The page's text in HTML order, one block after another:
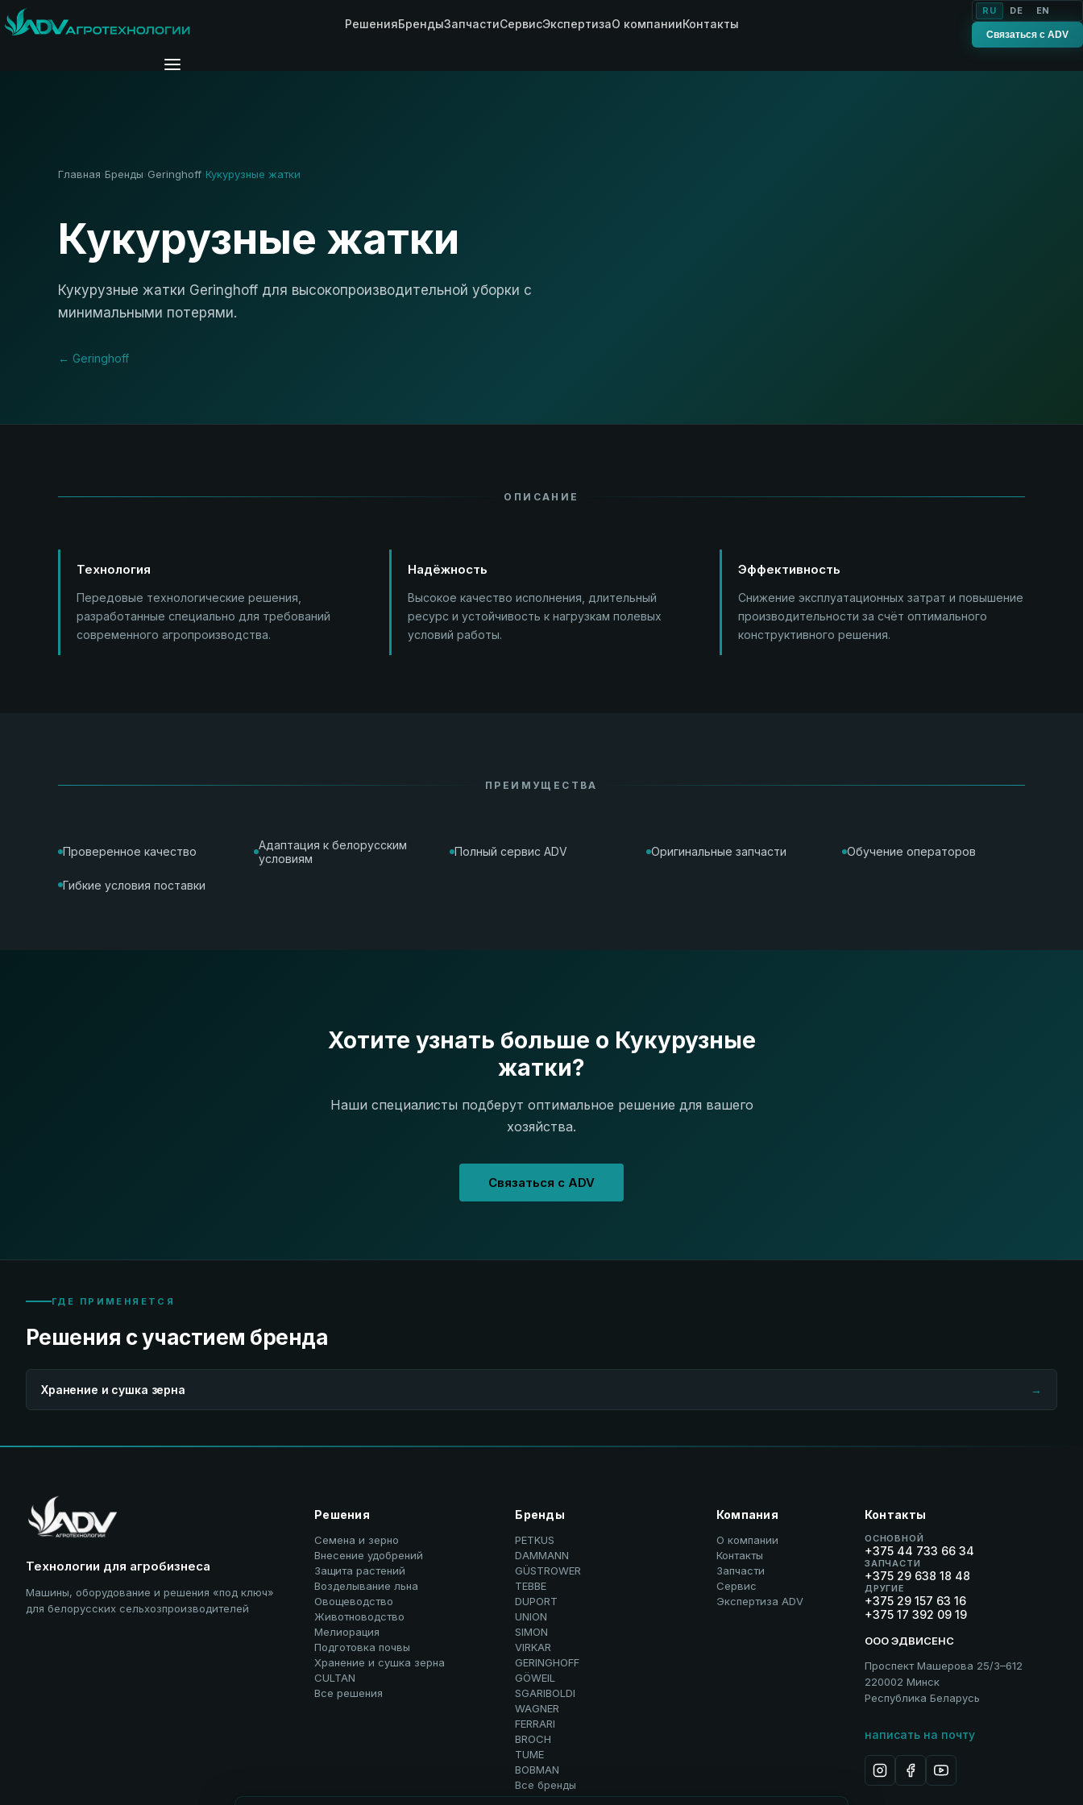
РешенияБрендыЗапчастиСервисЭкспертизаО компанииКонтакты
RU DE EN
Связаться с ADV
Главная› Бренды› Geringhoff› Кукурузные жатки
Кукурузные жатки
Кукурузные жатки Geringhoff для высокопроизводительной уборки с
минимальными потерями.
← Geringhoff
ОПИСАНИЕ
Технология
Передовые технологические решения,
разработанные специально для требований
современного агропроизводства.
Надёжность
Высокое качество исполнения, длительный
ресурс и устойчивость к нагрузкам полевых
условий работы.
Эффективность
Снижение эксплуатационных затрат и повышение
производительности за счёт оптимального
конструктивного решения.
ПРЕИМУЩЕСТВА
Проверенное качество
Адаптация к белорусским
условиям
Полный сервис ADV Оригинальные запчасти Обучение операторов
Гибкие условия поставки
Хотите узнать больше о Кукурузные
жатки?
Наши специалисты подберут оптимальное решение для вашего
хозяйства.
Связаться с ADV
ГДЕ ПРИМЕНЯЕТСЯ
Решения с участием бренда
Хранение и сушка зерна →
Технологии для агробизнеса
Машины, оборудование и решения «под ключ»
для белорусских сельхозпроизводителей
Решения
Семена и зерно
Внесение удобрений
Защита растений
Возделывание льна
Овощеводство
Животноводство
Мелиорация
Подготовка почвы
Хранение и сушка зерна
CULTAN
Все решения
Бренды
PETKUS
DAMMANN
GÜSTROWER
TEBBE
DUPORT
UNION
SIMON
VIRKAR
GERINGHOFF
GÖWEIL
SGARIBOLDI
WAGNER
FERRARI
BROCH
TUME
BOBMAN
Все бренды
Компания
О компании
Контакты
Запчасти
Сервис
Экспертиза ADV
Контакты
ОСНОВНОЙ
+375 44 733 66 34
ЗАПЧАСТИ
+375 29 638 18 48
ДРУГИЕ
+375 29 157 63 16
+375 17 392 09 19
ООО ЭДВИСЕНС
Проспект Машерова 25/3–612
220002 Минск
Республика Беларусь
написать на почту